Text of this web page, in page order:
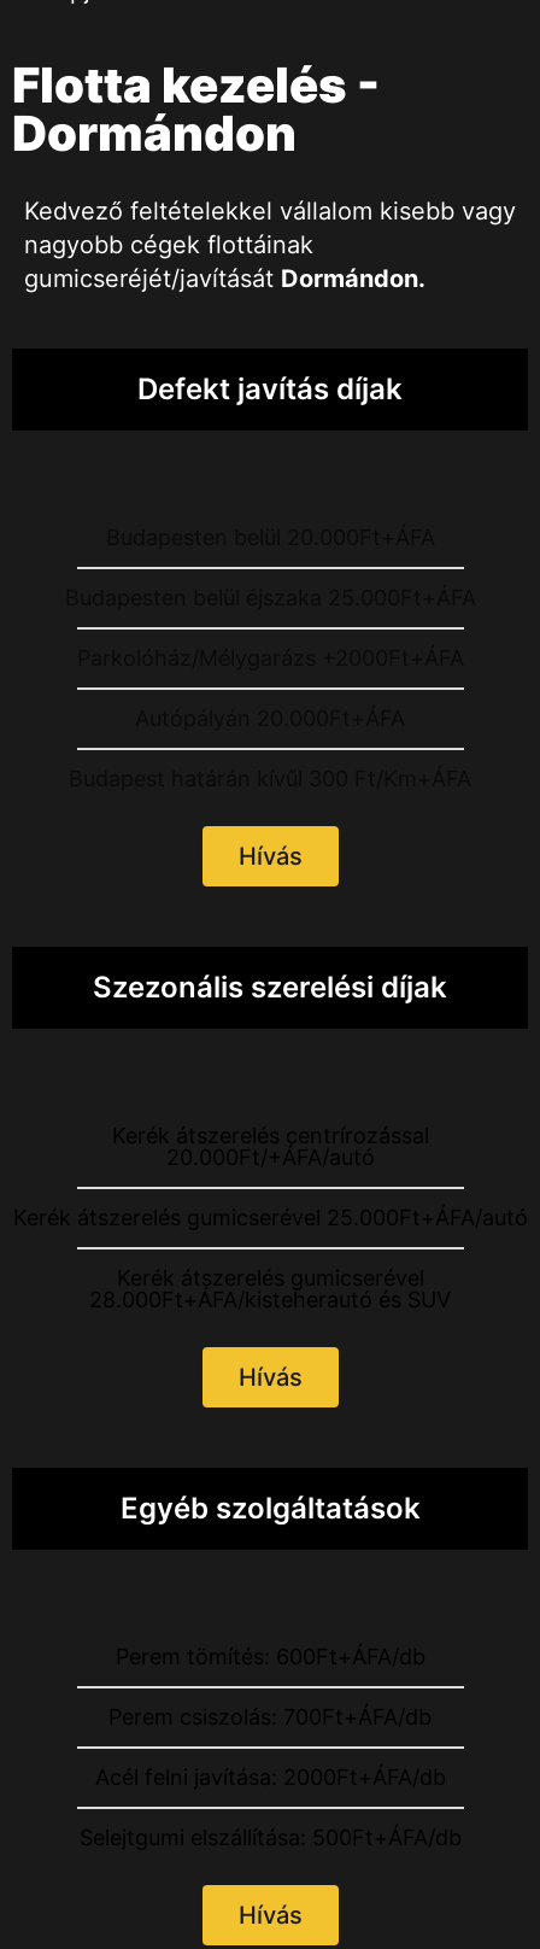
Flotta kezelés -
Dormándon
Kedvező feltételekkel vállalom kisebb vagy
nagyobb cégek flottáinak
gumicseréjét/javítását Dormándon.
Defekt javítás díjak
Hívás
Szezonális szerelési díjak
Kerék átszerelés centrírozással
20.000Ft/+ÁFA/autó
Kerék átszerelés gumicserével 25.000Ft+ÁFA/autó
Kerék átszerelés gumicserével
28.000Ft+ÁFA/kisteherautó és SUV
Hívás
Egyéb szolgáltatások
Perem tömítés: 600Ft+ÁFA/db
Perem csiszolás: 700Ft+ÁFA/db
Acél felni javítása: 2000Ft+ÁFA/db
Selejtgumi elszállítása: 500Ft+ÁFA/db
Hívás